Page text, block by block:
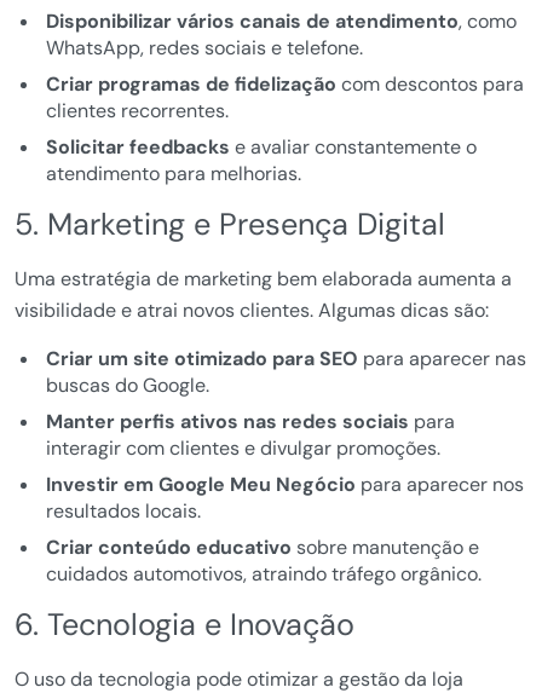
Disponibilizar vários canais de atendimento, como
WhatsApp, redes sociais e telefone.
Criar programas de fidelização com descontos para
clientes recorrentes.
Solicitar feedbacks e avaliar constantemente o
atendimento para melhorias.
5. Marketing e Presença Digital
Uma estratégia de marketing bem elaborada aumenta a
visibilidade e atrai novos clientes. Algumas dicas são:
Criar um site otimizado para SEO para aparecer nas
buscas do Google.
Manter perfis ativos nas redes sociais para
interagir com clientes e divulgar promoções.
Investir em Google Meu Negócio para aparecer nos
resultados locais.
Criar conteúdo educativo sobre manutenção e
cuidados automotivos, atraindo tráfego orgânico.
6. Tecnologia e Inovação
O uso da tecnologia pode otimizar a gestão da loja